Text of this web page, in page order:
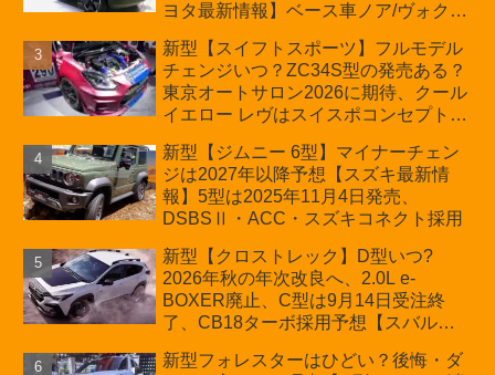
ヨタ最新情報】ベース車ノア/ヴォクシ
ほか「コア」と「ツール」、デリカ
D:5対抗のクロスオーバーSUVミニバ
ン
新型【スイフトスポーツ】フルモデル
チェンジいつ？ZC34S型の発売ある？
東京オートサロン2026に期待、クール
イエロー レヴはスイスポコンセプト
プが争点【スズキ最新情報】特別仕様
車「ZC33S Final Edition」終了
新型【ジムニー 6型】マイナーチェン
ジは2027年以降予想【スズキ最新情
報】5型は2025年11月4日発売、
DSBSⅡ・ACC・スズキコネクト採用
新型【クロストレック】D型いつ?
2026年秋の年次改良へ、2.0L e-
BOXER廃止、C型は9月14日受注終
了、CB18ターボ採用予想【スバル最
新型フォレスターはひどい？後悔・ダ